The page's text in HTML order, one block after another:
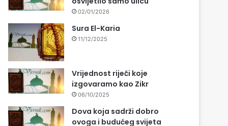
02/01/2026
Sura El-Karia
11/12/2025
Vrijednost riječi koje
izgovaramo kao Zikr
06/10/2025
Dova koja sadrži dobro
ovoga i budućeg svijeta